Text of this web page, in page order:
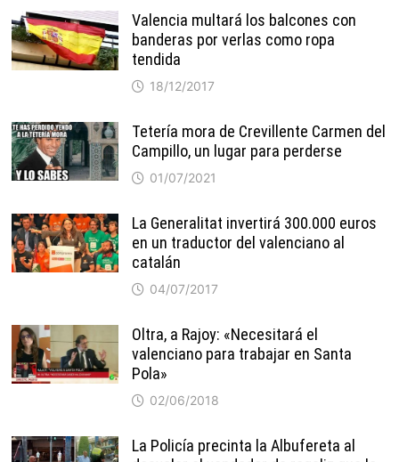
Valencia multará los balcones con
banderas por verlas como ropa
tendida
18/12/2017
Tetería mora de Crevillente Carmen del
Campillo, un lugar para perderse
01/07/2021
La Generalitat invertirá 300.000 euros
en un traductor del valenciano al
catalán
04/07/2017
Oltra, a Rajoy: «Necesitará el
valenciano para trabajar en Santa
Pola»
02/06/2018
La Policía precinta la Albufereta al